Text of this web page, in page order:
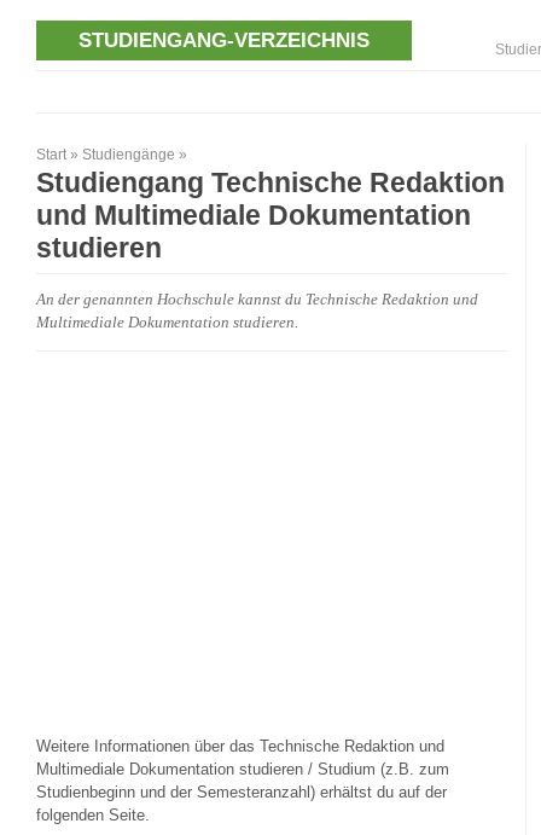
STUDIENGANG-VERZEICHNIS
Start » Studiengänge »
Studiengang Technische Redaktion
und Multimediale Dokumentation
studieren
An der genannten Hochschule kannst du Technische Redaktion und
Multimediale Dokumentation studieren.
Weitere Informationen über das Technische Redaktion und
Multimediale Dokumentation studieren / Studium (z.B. zum
Studienbeginn und der Semesteranzahl) erhältst du auf der
folgenden Seite.